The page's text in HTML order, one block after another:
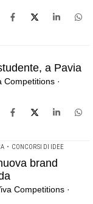
a Pavia
Competitions ·
• CONCORSI DI IDEE
brand
Competitions ·